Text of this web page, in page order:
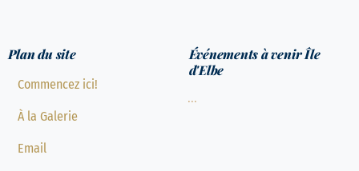
Plan du site
Commencez ici!
À la Galerie
Email
Événements à venir Île
d'Elbe
...